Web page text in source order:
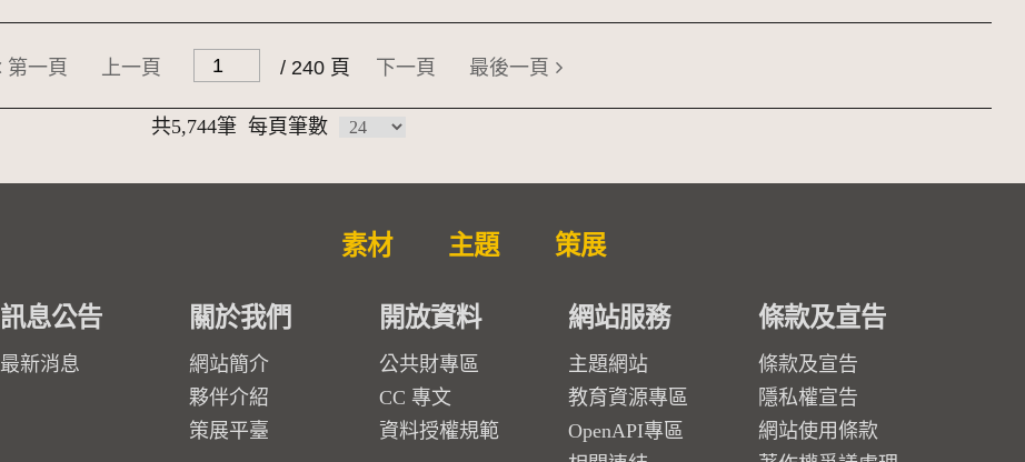
第一頁 上一頁 / 240 頁 下一頁 最後一頁
共5,744筆 每頁筆數
素材 主題 策展
訊息公告
最新消息
關於我們
網站簡介
夥伴介紹
策展平臺
開放資料
公共財專區
CC 專文
資料授權規範
網站服務
主題網站
教育資源專區
OpenAPI專區
條款及宣告
條款及宣告
隱私權宣告
網站使用條款